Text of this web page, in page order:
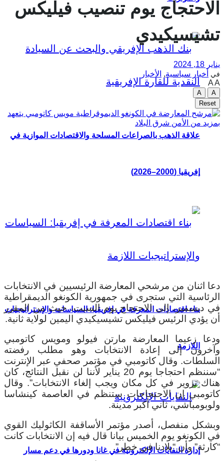
علاقة الذهب بالصراعات المسلحة والاقتصادات الموازية في
إفريقيا (2000–2026)
بناء اقتصادات المعرفة في إفريقيا: السياسات والإستراتيجيات
اللازمة
إدارة النفايات الإلكترونية في غانا ودورها في دعم مسار
الاحتجاج يوم تنصيب فيليكس
تشيسيكيدي
يناير 18, 2024
في أخبار سياسية, الأخبار
AA
A
A
Reset
دعا اثنان من مرشحي المعارضة الرئيسيين في الانتخابات
الرئاسية التي ستجرى في جمهورية الكونغو الديمقراطية
في ديسمبر، إلى الاحتجاج يوم السبت، حيث من المقرر
أن يؤدي الرئيس فيليكس تشيسيكيدي اليمين لولاية ثانية.
ودعا زعيما المعارضة مارتن فيولو ومويس كاتومبي
وآخرون إلى إعادة الانتخابات وهو مطلب رفضته
السلطات. وقال كاتومبي في مؤتمر صحفي عبر الإنترنت
“سننظم احتجاجا يوم 20 يناير لأننا لن نقبل النتائج، كان
هناك تزوير في كل مكان ويجب إلغاء الانتخابات”. وقال
كاتومبي إن الاحتجاجات ستنظم في العاصمة كينشاسا
ولوبومباشي، ثاني أكبر مدينة.
وبشكل منفصل، أصدر مؤتمر الأساقفة الكاثوليك القوي
في الكونغو يوم الخميس بيانا قال فيه إن الانتخابات كانت
“كارثة” وأن “بلادنا في خطر”.